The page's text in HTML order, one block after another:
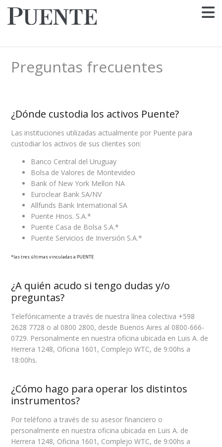
Preguntas frecuentes
¿Dónde custodia los activos Puente?
Las instituciones utilizadas actualmente por Puente para
custodiar los activos de sus clientes son:
Banco Central del Uruguay
Bolsa de Valores de Montevideo
Bank of New York Mellon NA
Euroclear Bank SA/NV
Allfunds Bank International SA
Puente Hnos. S.A.*
Puente Casa de Bolsa S.A.*
Puente Servicios de Inversión S.A.*
*las tres últimas vinculadas a PUENTE
¿A quién acudo si tengo dudas y/o
preguntas?
Telefónicamente a través de nuestra línea colectiva +598
2628 7728 o al 0800 2800, desde Buenos Aires al 0800-666-
0729. Personalmente en nuestra oficina ubicada en Luis A. de
Herrera 1248, Oficina 1601, Complejo WTC, de 9:00hs a
18:00hs.
¿Cómo hago para operar los distintos
instrumentos?
Por teléfono a través de su asesor financiero o
personalmente en nuestra oficina ubicada en Luis A. de
Herrera 1248, Oficina 1601, Complejo WTC, de 9:00hs a